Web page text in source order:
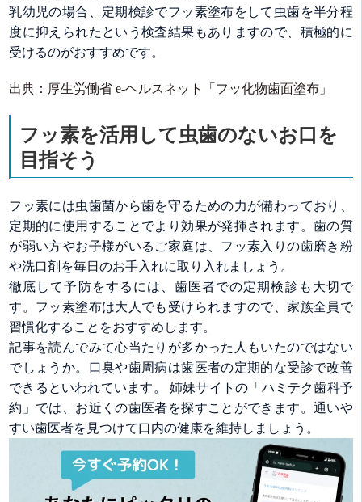
乳幼児の場合、定期検診でフッ素塗布をして虫歯を半分程
度に抑えられたという検査結果もありますので、積極的に
受けるのがおすすめです。
出典：厚生労働省 e-ヘルスネット「フッ化物歯面塗布」
フッ素を活用して虫歯のないお口を
目指そう
フッ素には虫歯菌から歯を守るための力が備わっており、
定期的に使用することでより効果が発揮されます。歯の質
が弱い方やお子様がいるご家庭は、フッ素入りの歯磨き粉
や洗口剤を毎日のお手入れに取り入れましょう。
徹底して予防をするには、歯医者での定期検診も大切で
す。フッ素塗布は大人でも受けられますので、家族全員で
習慣化することをおすすめします。
記事を読んでみて心当たりが多かった人もいたのではない
でしょうか。口臭や歯周病は歯医者の定期的な受診で改善
できるといわれています。 姉妹サイトの「ハミテク歯科予
約」では、お近くの歯医者を探すことができます。通いや
すい歯医者を見つけて口内の健康を維持しましょう。